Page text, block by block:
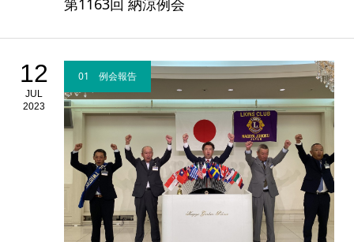
12
JUL
2023
01 例会報告